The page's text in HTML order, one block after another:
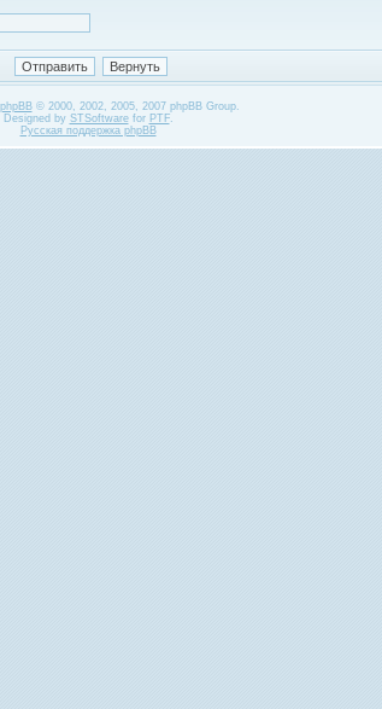
phpBB© 2000, 2002, 2005, 2007 phpBB Group.
Designed by STSoftwarefor PTF.
Русская поддержка phpBB